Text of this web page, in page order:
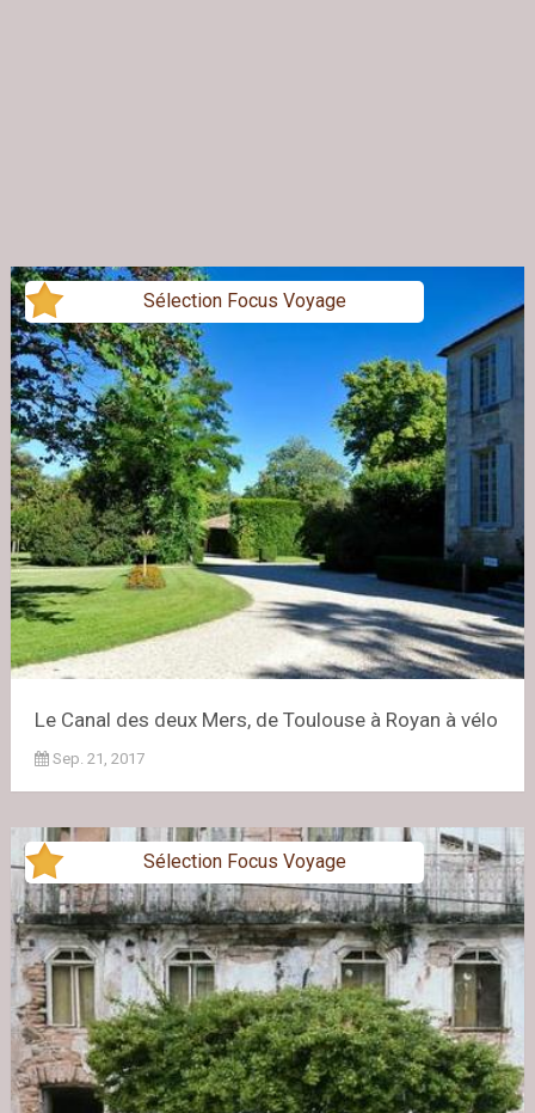
Sélection Focus Voyage
Le Canal des deux Mers, de Toulouse à Royan à vélo
Sep. 21, 2017
Sélection Focus Voyage